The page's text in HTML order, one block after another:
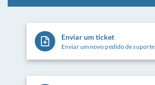
Enviar um ticket
Enviar um novo pedido de suporte